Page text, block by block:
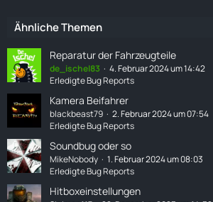
Ähnliche Themen
Reparatur der Fahrzeugteile
de_ischel83
4. Februar 2024 um 14:42
Erledigte Bug Reports
Kamera Beifahrer
blackbeast79
2. Februar 2024 um 07:54
Erledigte Bug Reports
Soundbug oder so
MikeNobody
1. Februar 2024 um 08:03
Erledigte Bug Reports
Hitboxeinstellungen